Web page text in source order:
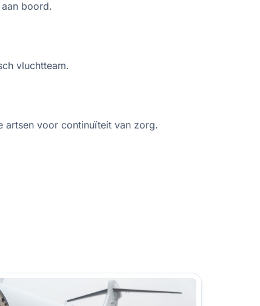
boord.
vluchtteam.
artsen voor continuïteit van zorg.